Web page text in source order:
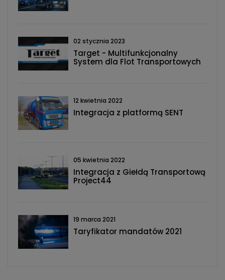
02 stycznia 2023
Target - Multifunkcjonalny
System dla Flot Transportowych
12 kwietnia 2022
Integracja z platformą SENT
05 kwietnia 2022
Integracja z Giełdą Transportową
Project44
19 marca 2021
Taryfikator mandatów 2021